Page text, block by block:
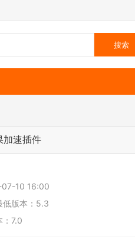
加速插件
10 16:00
低版本：5.3
：7.0